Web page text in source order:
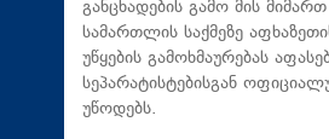
განცხადების გამო მის
სამართლის საქმეზე
უწყების გამოხმაურებას
სეპარატისტებისგან
უწოდებს.